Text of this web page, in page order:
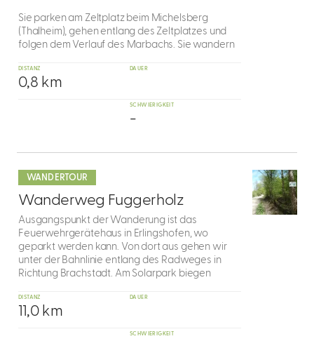
Sie parken am Zeltplatz beim Michelsberg
(Thalheim), gehen entlang des Zeltplatzes und
folgen dem Verlauf des Marbachs. Sie wandern
DISTANZ
0,8 km
DAUER
SCHWIERIGKEIT
-
WANDERTOUR
2
Wanderweg Fuggerholz
Ausgangspunkt der Wanderung ist das
Feuerwehrgerätehaus in Erlingshofen, wo
geparkt werden kann. Von dort aus gehen wir
unter der Bahnlinie entlang des Radweges in
Richtung Brachstadt. Am Solarpark biegen
DISTANZ
11,0 km
DAUER
SCHWIERIGKEIT
dazu